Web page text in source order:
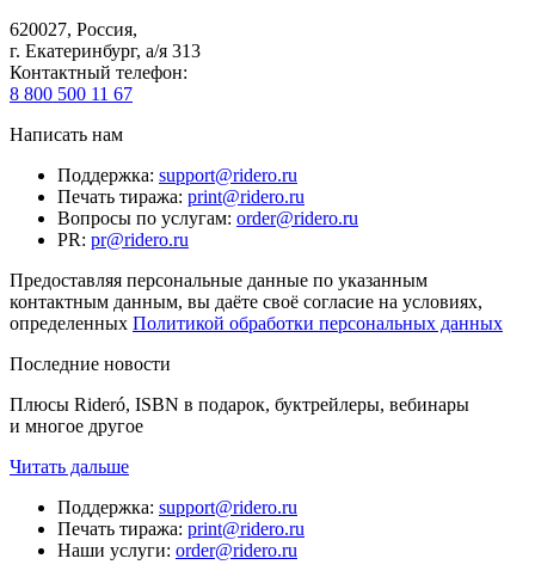
620027, Россия,
г. Екатеринбург, а/я 313
Контактный телефон:
8 800 500 11 67
Написать нам
Поддержка: support@ridero.ru
Печать тиража: print@ridero.ru
Вопросы по услугам: order@ridero.ru
PR: pr@ridero.ru
Предоставляя персональные данные по указанным
контактным данным, вы даёте своё согласие на условиях,
определенных Политикой обработки персональных данных
Последние новости
Плюсы Rideró, ISBN в подарок, буктрейлеры, вебинары
и многое другое
Читать дальше
Поддержка: support@ridero.ru
Печать тиража: print@ridero.ru
Наши услуги: order@ridero.ru